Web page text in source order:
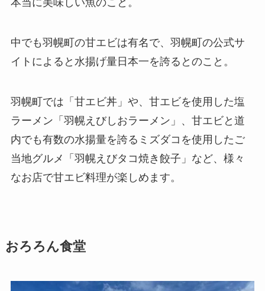
中でも羽幌町の甘エビは有名で、羽幌町の公式サ
イトによると水揚げ量日本一を誇るとのこと。
羽幌町では「甘エビ丼」や、甘エビを使用した塩
ラーメン「羽幌えびしおラーメン」、甘エビと道
内でも有数の水揚量を誇るミズダコを使用したご
当地グルメ「羽幌えびタコ焼き餃子」など、様々
なお店で甘エビ料理が楽しめます。
おろろん食堂